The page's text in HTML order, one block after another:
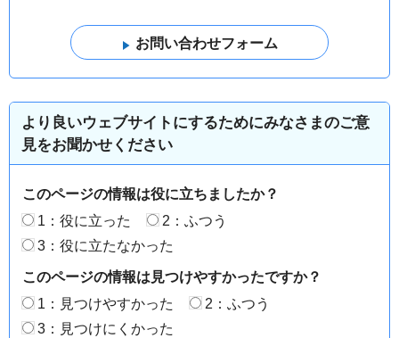
より良いウェブサイトにするためにみなさまのご意
見をお聞かせください
このページの情報は役に立ちましたか？
1：役に立った
2：ふつう
3：役に立たなかった
このページの情報は見つけやすかったですか？
1：見つけやすかった
2：ふつう
3：見つけにくかった